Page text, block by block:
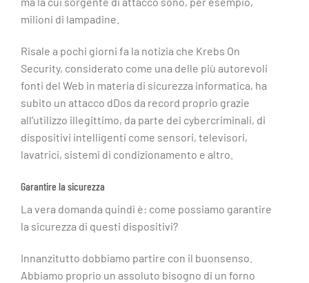
milioni di lampadine.
Risale a pochi giorni fa la notizia che Krebs On
Security, considerato come una delle più autorevoli
fonti del Web in materia di sicurezza informatica, ha
subito un attacco dDos da record proprio grazie
all’utilizzo illegittimo, da parte dei cybercriminali, di
dispositivi intelligenti come sensori, televisori,
lavatrici, sistemi di condizionamento e altro.
Garantire la sicurezza
La vera domanda quindi è: come possiamo garantire
la sicurezza di questi dispositivi?
Innanzitutto dobbiamo partire con il buonsenso.
Abbiamo proprio un assoluto bisogno di un forno